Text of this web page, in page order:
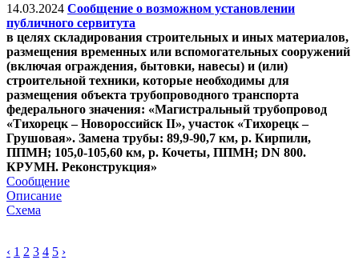
14.03.2024 Сообщение о возможном установлении
публичного сервитута
в целях складирования строительных и иных материалов,
размещения временных или вспомогательных сооружений
(включая ограждения, бытовки, навесы) и (или)
строительной техники, которые необходимы для
размещения объекта трубопроводного транспорта
федерального значения: «Магистральный трубопровод
«Тихорецк – Новороссийск II», участок «Тихорецк –
Грушовая». Замена трубы: 89,9-90,7 км, р. Кирпили,
ППМН; 105,0-105,60 км, р. Кочеты, ППМН; DN 800.
КРУМН. Реконструкция»
Сообщение
Описание
Схема
‹ 1 2 3 4 5 ›